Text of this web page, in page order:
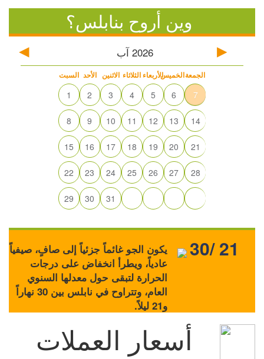
وين أروح بنابلس؟
2026 آب
السبت الأحد الاثنين الثلاثاء الأربعاءالخميسالجمعة
1 2 3 4 5 6 7
8 9 10 11 12 13 14
15 16 17 18 19 20 21
22 23 24 25 26 27 28
29 30 31
يكون الجو غائماً جزئياً إلى صافٍ، صيفياً
عادياً، ويطرأ انخفاض على درجات
الحرارة لتبقى حول معدلها السنوي
العام، وتتراوح في نابلس بين 30 نهاراً
و21 ليلاً.
30/ 21
أسعار العملات